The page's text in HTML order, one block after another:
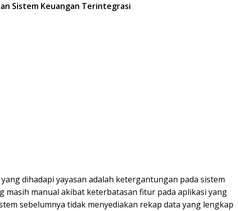
Sistem Keuangan Terintegrasi
dihadapi yayasan adalah ketergantungan pada sistem
masih manual akibat keterbatasan fitur pada aplikasi yang
sebelumnya tidak menyediakan rekap data yang lengkap